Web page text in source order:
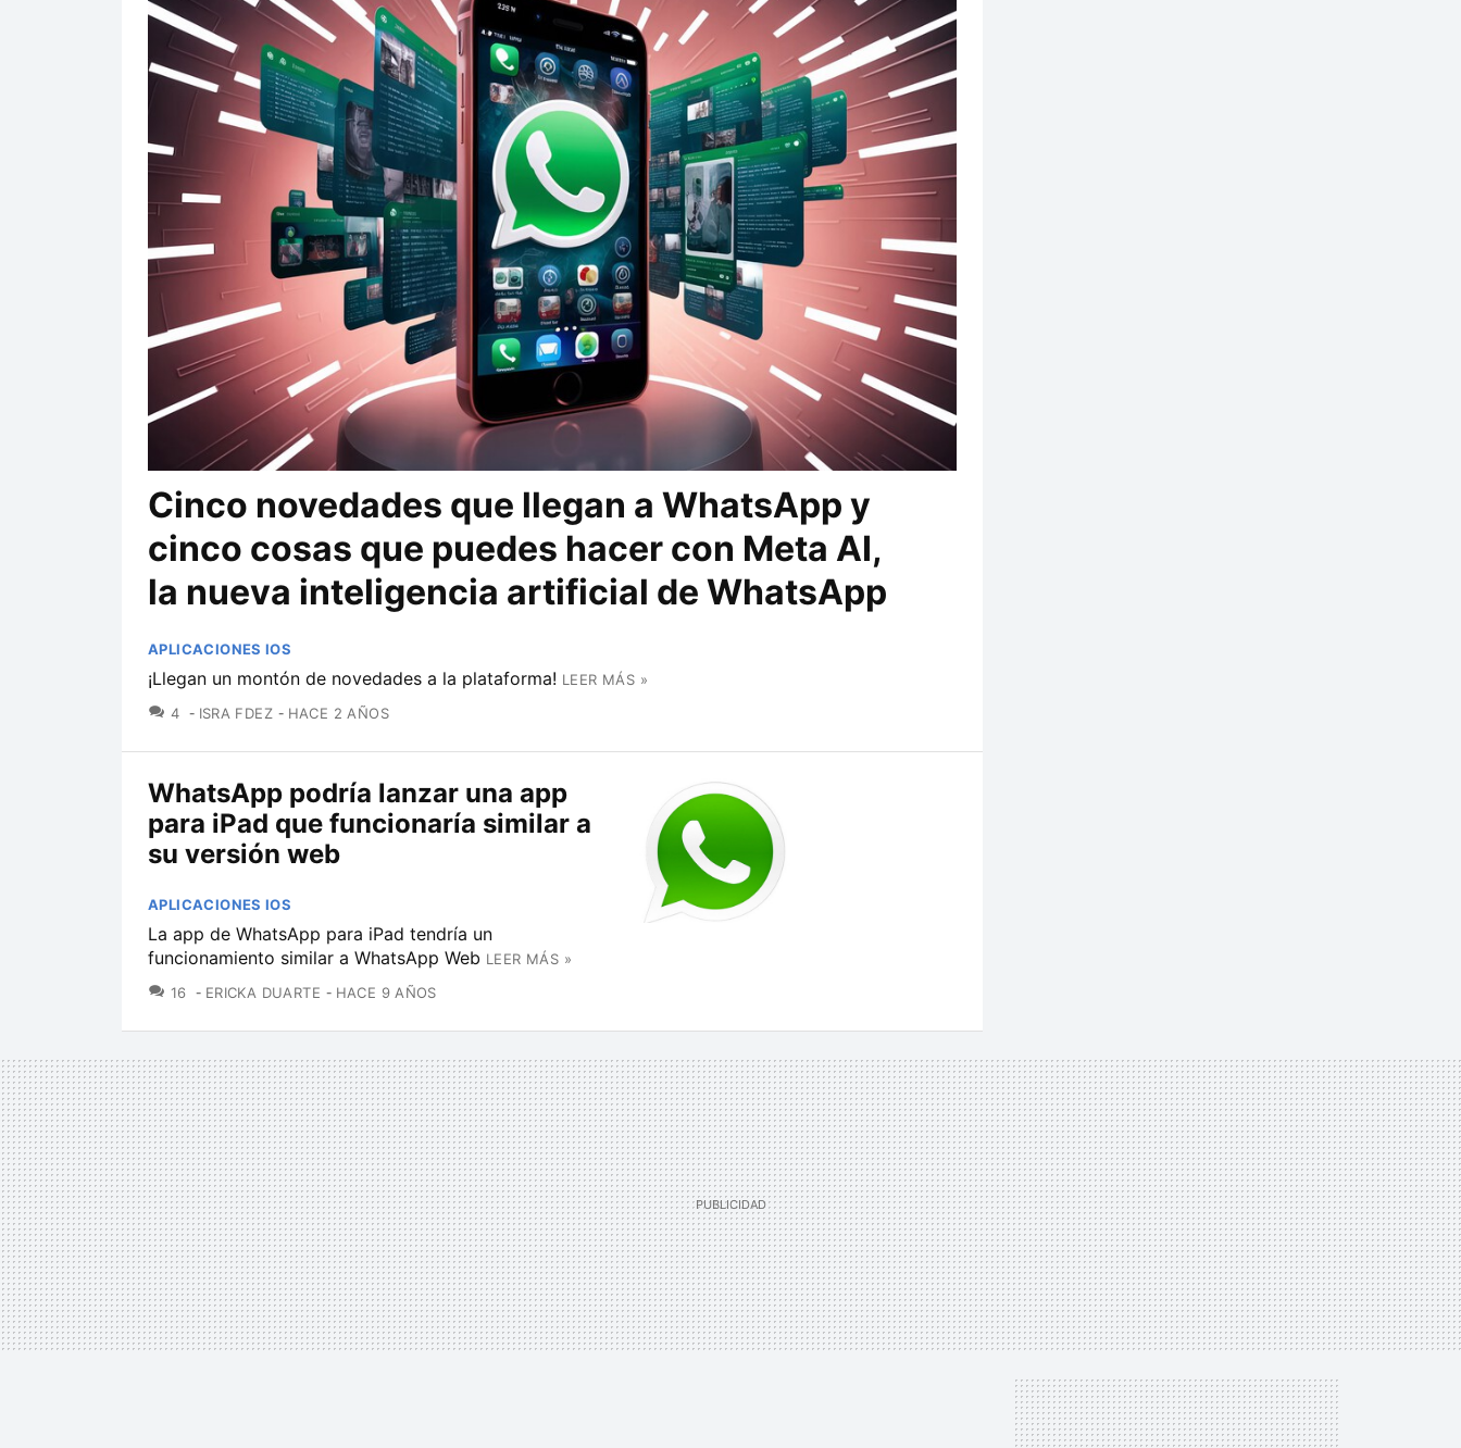
Cinco novedades que llegan a WhatsApp y
cinco cosas que puedes hacer con Meta AI,
la nueva inteligencia artificial de WhatsApp
APLICACIONES IOS
¡Llegan un montón de novedades a la plataforma! LEER MÁS »
4 COMENTARIOS
ISRA FDEZ HACE 2 AÑOS
WhatsApp podría lanzar una app
para iPad que funcionaría similar a
su versión web
APLICACIONES IOS
La app de WhatsApp para iPad tendría un
funcionamiento similar a WhatsApp Web LEER MÁS »
16 COMENTARIOS
ERICKA DUARTE HACE 9 AÑOS